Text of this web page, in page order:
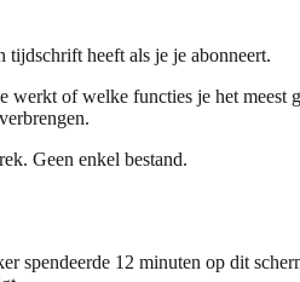
tijdschrift heeft als je je abonneert.
of welke functies je het meest
Geen enkel bestand.
spendeerde 12 minuten op dit